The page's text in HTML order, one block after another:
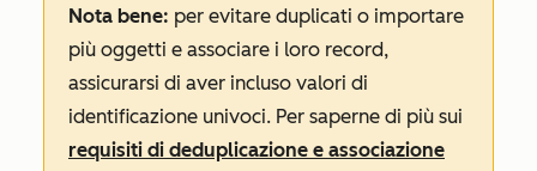
Nota bene: per evitare duplicati o importare
più oggetti e associare i loro record,
assicurarsi di aver incluso valori di
identificazione univoci. Per saperne di più sui
requisiti di deduplicazione e associazione